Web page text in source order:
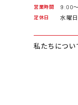
営業時間 9:00
定休日 水曜日
私たちについ